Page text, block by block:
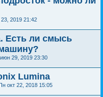
2019 21:42
Есть ли смысь
29, 2019 23:30
Lumina
окт 22, 2018 15:05